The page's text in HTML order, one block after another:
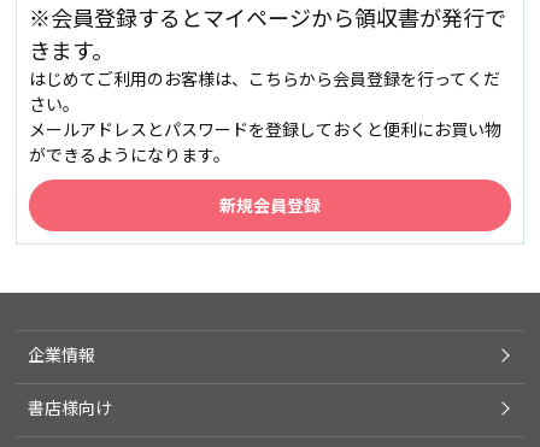
※会員登録するとマイページから領収書が発行で
きます。
はじめてご利用のお客様は、こちらから会員登録を行ってくだ
さい。
メールアドレスとパスワードを登録しておくと便利にお買い物
ができるようになります。
企業情報
書店様向け